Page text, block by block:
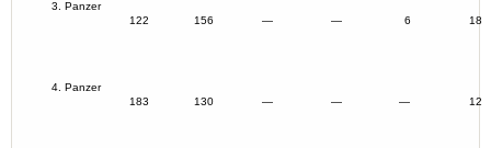
3. Panzer
122
156 — — 6 18
4. Panzer
183
130 — — — 12